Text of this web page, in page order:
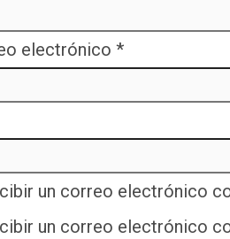
electrónico *
un correo electrónico
un correo electrónico